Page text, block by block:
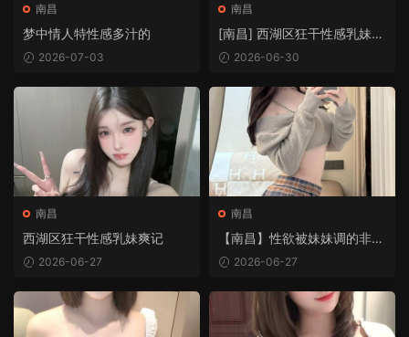
南昌
梦中情人特性感多汁的
2026-07-03
南昌
[南昌] 西湖区狂干性感乳妹爽
记 2026-06-30
南昌
西湖区狂干性感乳妹爽记
2026-06-27
南昌
【南昌】性欲被妹妹调的非常
高 2026-06-27